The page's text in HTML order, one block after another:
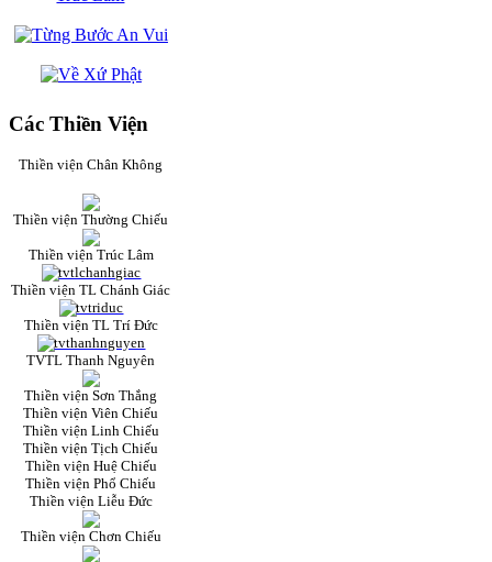
Các Thiền Viện
Thiền viện Chân Không
Thiền viện Thường Chiếu
Thiền viện Trúc Lâm
Thiền viện TL Chánh Giác
Thiền viện TL Trí Đức
TVTL Thanh Nguyên
Thiền viện Sơn Thắng
Thiền viện Viên Chiếu
Thiền viện Linh Chiếu
Thiền viện Tịch Chiếu
Thiền viện Huệ Chiếu
Thiền viện Phổ Chiếu
Thiền viện Liễu Đức
Thiền viện Chơn Chiếu